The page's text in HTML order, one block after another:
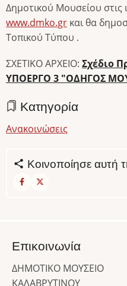
Δημοτικού Μουσείου στις
www.dmko.gr και θα
Τοπικού Τύπου .
ΣΧΕΤΙΚΟ ΑΡΧΕΙΟ: Σχέδιο
ΥΠΟΕΡΓΟ 3 "ΟΔΗΓΟΣ
Κατηγορία
Ανακοινώσεις
Κοινοποίησε αυτή
Επικοινωνία
ΔΗΜΟΤΙΚΟ ΜΟΥΣΕΙΟ
ΚΑΛΑΒΡΥΤΙΝΟΥ